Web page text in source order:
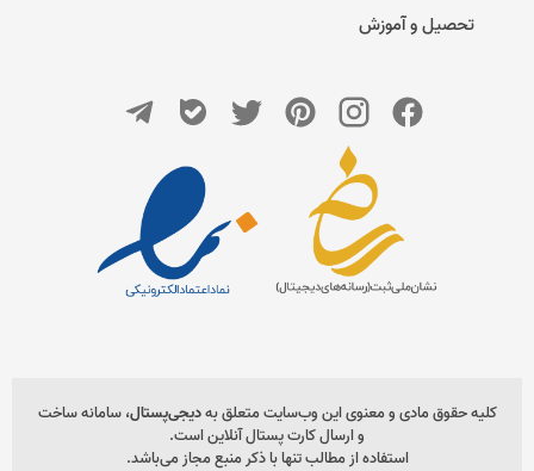
تحصیل و آموزش
کلیه حقوق مادی و معنوی این وب‌سایت متعلق بهدیجی‌پستال، سامانه ساخت
و ارسال کارت پستال آنلاین است.
استفاده از مطالب تنها با ذکر منبع مجاز می‌باشد.